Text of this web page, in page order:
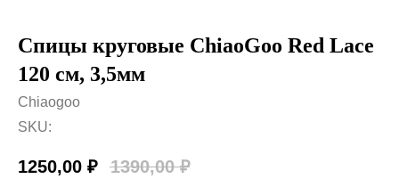
Спицы круговые ChiaoGoo Red Lace
120 см, 3,5мм
Chiaogoo
SKU:
1250,00 ₽ 1390,00 ₽